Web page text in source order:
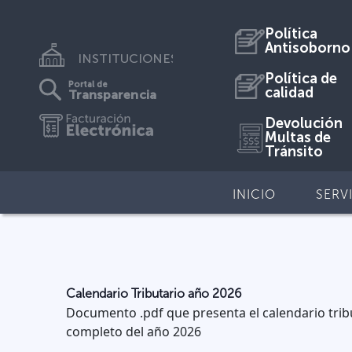
INSTITUCIONES
Portal de
Transparencia
Política
Antisoborno
Política de
calidad
Devolución
Multas de
Tránsito
INICIO
Calendario Tributario año 2026
Documento .pdf que presenta el calendario
completo del año 2026